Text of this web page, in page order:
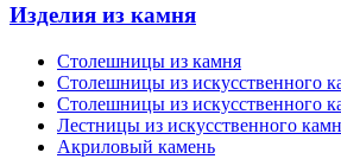
Изделия из камня
Столешницы из камня
Cтолешницы из искусственного
Cтолешницы из искусственного
Лестницы из искусственного
Акриловый камень